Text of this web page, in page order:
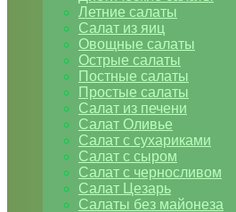
Летние салаты
Салат из яиц
Овощные салаты
Острые салаты
Постные салаты
Простые салаты
Салат из печени
Салат Оливье
Салат с сухариками
Салат с сыром
Салат с черносливом
Салат Цезарь
Салаты без майонеза